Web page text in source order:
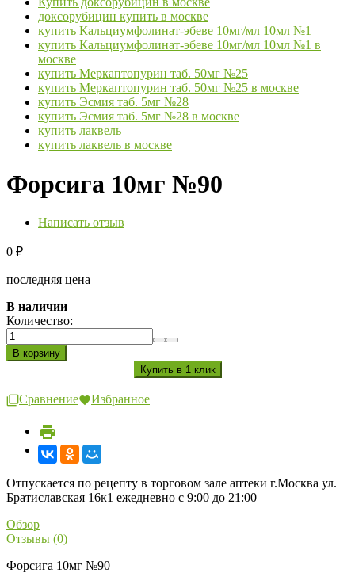
доксорубицин купить в москве
купить Кальциумфолинат-эбеве 10мг/мл 10мл №1
купить Кальциумфолинат-эбеве 10мг/мл 10мл №1 в
москве
купить Меркаптопурин таб. 50мг №25
купить Меркаптопурин таб. 50мг №25 в москве
купить Эсмия таб. 5мг №28
купить Эсмия таб. 5мг №28 в москве
купить лаквель
купить лаквель в москве
Форсига 10мг №90
Написать отзыв
0 ₽
последняя цена
В наличии
Количество:
Сравнение Избранное
Отпускается по рецепту в торговом зале аптеки г.Москва ул.
Братиславская 16к1 ежедневно с 9:00 до 21:00
Обзор
Отзывы (0)
Форсига 10мг №90